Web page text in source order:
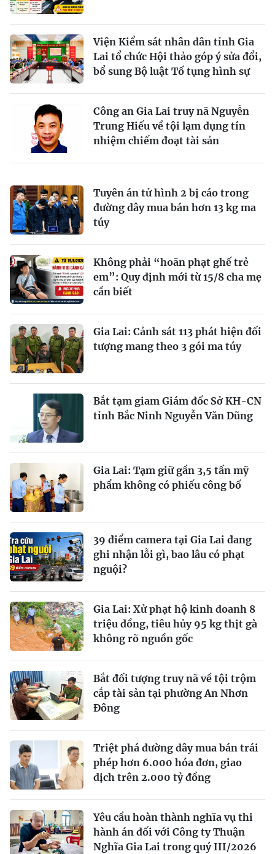
Viện Kiểm sát nhân dân tỉnh Gia
Lai tổ chức Hội thảo góp ý sửa đổi,
bổ sung Bộ luật Tố tụng hình sự
Công an Gia Lai truy nã Nguyễn
Trung Hiếu về tội lạm dụng tín
nhiệm chiếm đoạt tài sản
Tuyên án tử hình 2 bị cáo trong
đường dây mua bán hơn 13 kg ma
túy
Không phải “hoãn phạt ghế trẻ
em”: Quy định mới từ 15/8 cha mẹ
cần biết
Gia Lai: Cảnh sát 113 phát hiện đối
tượng mang theo 3 gói ma túy
Bắt tạm giam Giám đốc Sở KH-CN
tỉnh Bắc Ninh Nguyễn Văn Dũng
Gia Lai: Tạm giữ gần 3,5 tấn mỹ
phẩm không có phiếu công bố
39 điểm camera tại Gia Lai đang
ghi nhận lỗi gì, bao lâu có phạt
nguội?
Gia Lai: Xử phạt hộ kinh doanh 8
triệu đồng, tiêu hủy 95 kg thịt gà
không rõ nguồn gốc
Bắt đối tượng truy nã về tội trộm
cắp tài sản tại phường An Nhơn
Đông
Triệt phá đường dây mua bán trái
phép hơn 6.000 hóa đơn, giao
dịch trên 2.000 tỷ đồng
Yêu cầu hoàn thành nghĩa vụ thi
hành án đối với Công ty Thuận
Nghĩa Gia Lai trong quý III/2026